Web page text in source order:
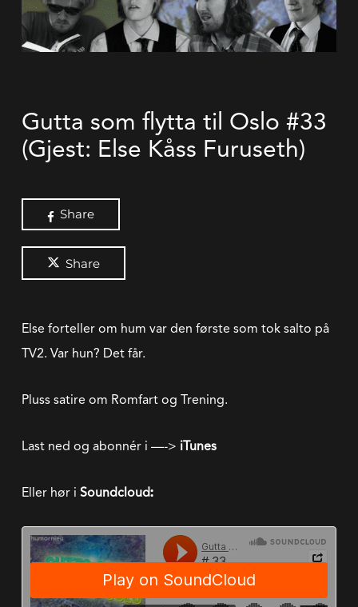
Gutta som flytta til Oslo #33
(Gjest: Else Kåss Furuseth)
Share
Share
Else forteller om hum var den første som tok salto på
TV2. Var hun? Det får.
Pluss satire om Romfart og Trening.
Last ned og abonnér i —-> iTunes
Eller hør i Soundcloud: